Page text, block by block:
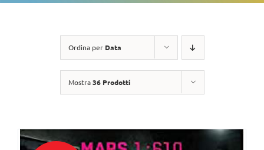
Ordina per Data
Mostra36 Prodotti